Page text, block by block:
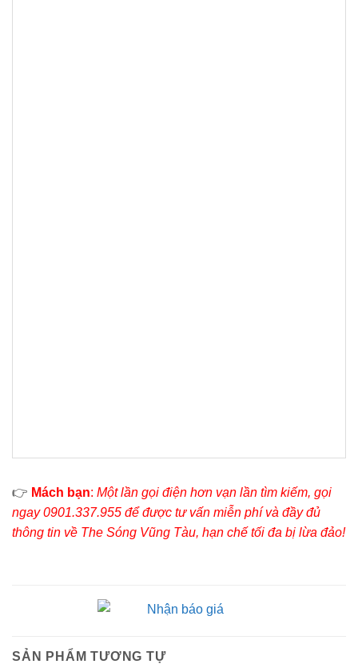
👉 Mách bạn: Một lần gọi điện hơn vạn lần tìm kiếm, gọi
ngay 0901.337.955 để được tư vấn miễn phí và đầy đủ
thông tin về The Sóng Vũng Tàu, hạn chế tối đa bị lừa đảo!
SẢN PHẨM TƯƠNG TỰ